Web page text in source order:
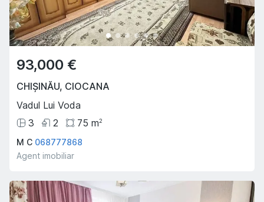
93,000 €
CHIȘINĂU, CIOCANA
Vadul Lui Voda
3
2 75 m2
M C 068777868
Agent imobiliar